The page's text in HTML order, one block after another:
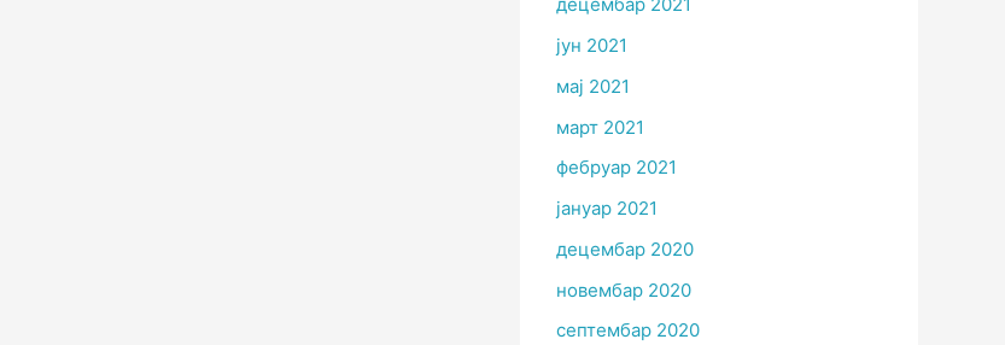
јун 2021
мај 2021
март 2021
фебруар 2021
јануар 2021
децембар 2020
новембар 2020
септембар 2020